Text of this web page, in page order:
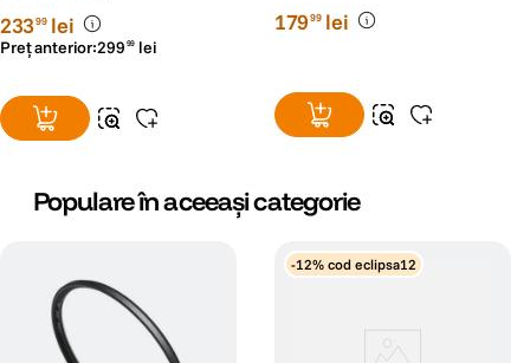
23399 lei
Preț anterior:299 99 lei
17999 lei
Populare în aceeași categorie
-12% cod eclipsa12